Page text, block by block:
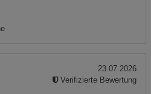
23.07.2026
Verifizierte Bewertung